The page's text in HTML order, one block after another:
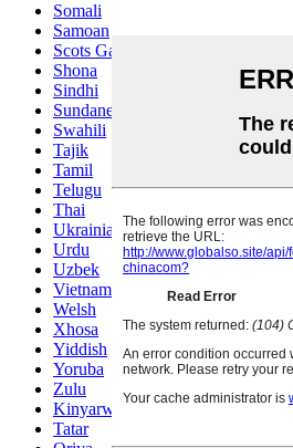
Somali
Samoan
Scots Gaelic
Shona
Sindhi
Sundanese
Swahili
Tajik
Tamil
Telugu
Thai
Ukrainian
Urdu
Uzbek
Vietnamese
Welsh
Xhosa
Yiddish
Yoruba
Zulu
Kinyarwanda
Tatar